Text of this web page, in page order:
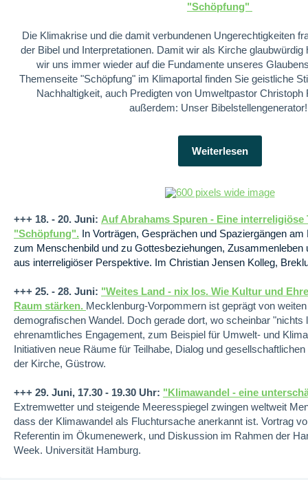
"Schöpfung"
Die Klimakrise und die damit verbundenen Ungerechtigkeiten
der Bibel und Interpretationen. Damit wir als Kirche
wir uns immer wieder auf die Fundamente unseres
Themenseite "Schöpfung" im Klimaportal finden Sie geistliche
Nachhaltigkeit, auch Predigten von Umweltpastor Christoph
außerdem: Unser
Weiterlesen
+++ 18. - 20. Juni: Auf Abrahams Spuren - Eine interreligiöse
"Schöpfung". In Vorträgen, Gesprächen und Spaziergängen
zum Menschenbild und zu Gottesbeziehungen, Zusammenleben
aus interreligiöser Perspektive. Im Christian Jensen Kolleg,
+++ 25. - 28. Juni: "Weites Land - nix los. Wie Kultur und
Raum stärken. Mecklenburg-Vorpommern ist geprägt von
demografischen Wandel. Doch gerade dort, wo scheinbar "nichts
ehrenamtliches Engagement, zum Beispiel für Umwelt- und
Initiativen neue Räume für Teilhabe, Dialog und
der Kirche, Güstrow.
+++ 29. Juni, 17.30 - 19.30 Uhr: "Klimawandel - eine
Extremwetter und steigende Meeresspiegel zwingen weltweit
dass der Klimawandel als Fluchtursache anerkannt ist. Vortrag
Referentin im Ökumenewerk, und Diskussion im Rahmen der
Week. Universität Hamburg.